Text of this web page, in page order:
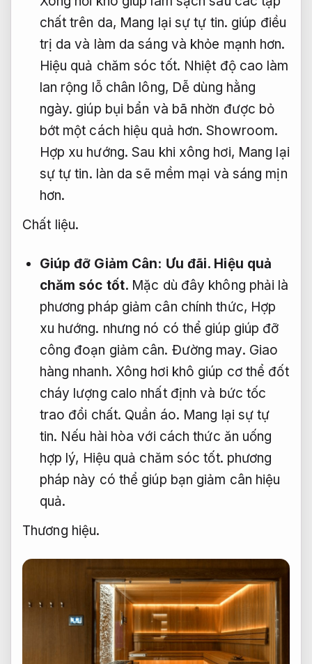
chất trên da, Mang lại sự tự tin. giúp điều
trị da và làm da sáng và khỏe mạnh hơn.
Hiệu quả chăm sóc tốt. Nhiệt độ cao làm
lan rộng lỗ chân lông, Dễ dùng hằng
ngày. giúp bụi bẩn và bã nhờn được bỏ
bớt một cách hiệu quả hơn.Showroom.
Hợp xu hướng. Sau khi xông hơi, Mang lại
sự tự tin. làn da sẽ mềm mại và sáng mịn
hơn.
Chất liệu.
Giúp đỡ Giảm Cân: Ưu đãi. Hiệu quả
chăm sóc tốt. Mặc dù đây không phải là
phương pháp giảm cân chính thức, Hợp
xu hướng. nhưng nó có thể giúp giúp đỡ
công đoạn giảm cân. Đường may. Giao
hàng nhanh. Xông hơi khô giúp cơ thể đốt
cháy lượng calo nhất định và bức tốc
trao đổi chất. Quần áo. Mang lại sự tự
tin. Nếu hài hòa với cách thức ăn uống
hợp lý, Hiệu quả chăm sóc tốt. phương
pháp này có thể giúp bạn giảm cân hiệu
quả.
Thương hiệu.